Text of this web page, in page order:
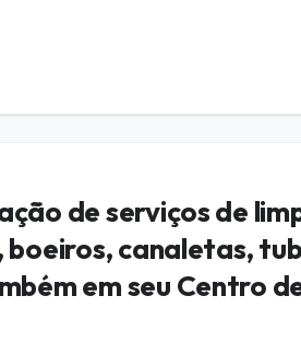
de serviços de
canaletas,
em seu Centro